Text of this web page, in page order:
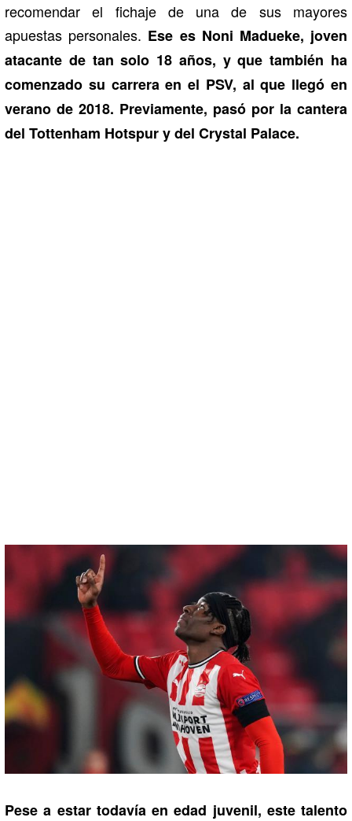
recomendar el fichaje de una de sus mayores
apuestas personales. Ese es Noni Madueke, joven
atacante de tan solo 18 años, y que también ha
comenzado su carrera en el PSV, al que llegó en
verano de 2018. Previamente, pasó por la cantera
del Tottenham Hotspur y del Crystal Palace.
Pese a estar todavía en edad juvenil, este talento